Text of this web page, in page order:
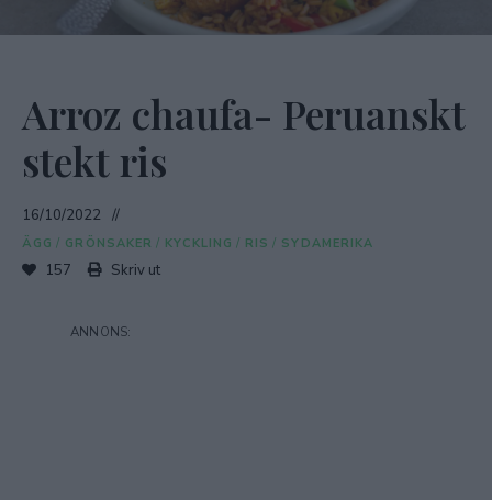
Arroz chaufa- Peruanskt
stekt ris
16/10/2022
ÄGG / GRÖNSAKER / KYCKLING / RIS / SYDAMERIKA
157 Skriv ut